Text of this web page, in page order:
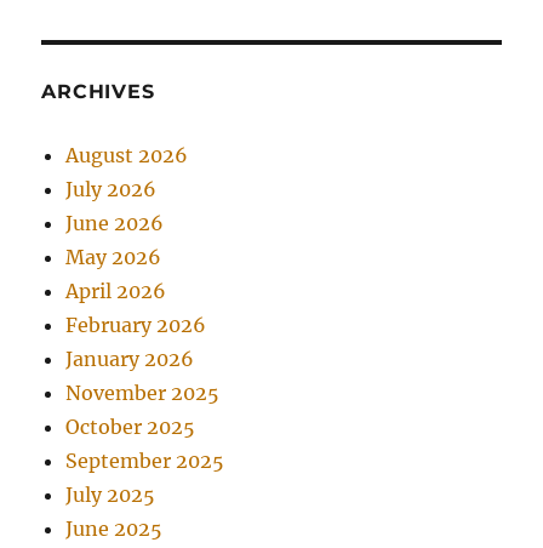
ARCHIVES
August 2026
July 2026
June 2026
May 2026
April 2026
February 2026
January 2026
November 2025
October 2025
September 2025
July 2025
June 2025